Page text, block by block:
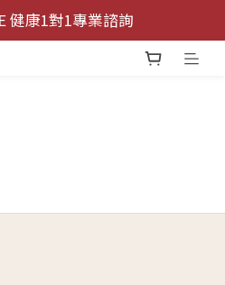
健康1對1專業諮詢
健康1對1專業諮詢